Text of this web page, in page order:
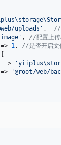
uploads ' , //
image ' , //配置上传
=> 1, //是否开启文
=> '
=> '@root/web/